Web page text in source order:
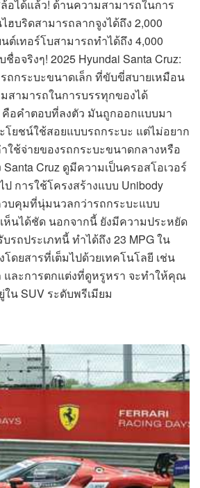
อได้แล้ว! ด้านความสามารถในการ
ฮบริดสามารถลากจูงได้ถึง 2,000
ต์เทอร์โบสามารถทำได้ถึง 4,000
อจริงๆ! 2025 Hyundai Santa Cruz:
กระบะขนาดเล็ก ที่ขับขี่สบายเหมือน
สามารถในการบรรทุกของได้
คือคำตอบที่ลงตัว มันถูกออกแบบมา
โยชน์ใช้สอยแบบรถกระบะ แต่ไม่อยาก
ใช้จ่ายของรถกระบะขนาดกลางหรือ
Cruz ดูมีความเป็นครอสโอเวอร์
การใช้โครงสร้างแบบ Unibody
บคุมที่นุ่มนวลกว่ารถกระบะแบบ
เห็นได้ชัด นอกจากนี้ ยังมีความประหยัด
รถประเภทนี้ ทำได้ถึง 23 MPG ใน
ดยสารที่เต็มไปด้วยเทคโนโลยี เช่น
และการตกแต่งที่ดูหรูหรา จะทำให้คุณ
น SUV ระดับพรีเมียม